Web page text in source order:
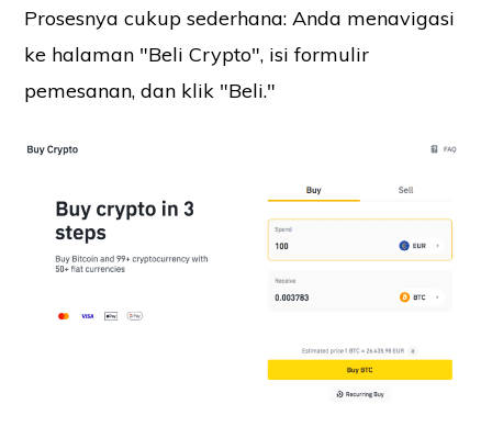
Prosesnya cukup sederhana: Anda menavigasi
ke halaman "Beli Crypto", isi formulir
pemesanan, dan klik "Beli."